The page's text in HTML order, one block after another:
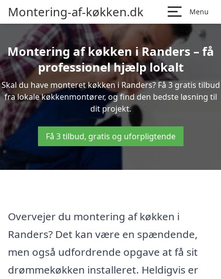
Montering-af-køkken.dk Menu
Montering af køkken i Randers – få
professionel hjælp lokalt
Skal du have monteret køkken i Randers? Få 3 gratis tilbud
fra lokale køkkenmontører, og find den bedste løsning til
dit projekt.
Få 3 tilbud, gratis og uforpligtende
Overvejer du montering af køkken i
Randers? Det kan være en spændende,
men også udfordrende opgave at få sit
drømmekøkken installeret. Heldigvis er